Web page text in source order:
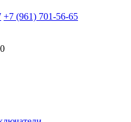
+7 (961) 701-56-65